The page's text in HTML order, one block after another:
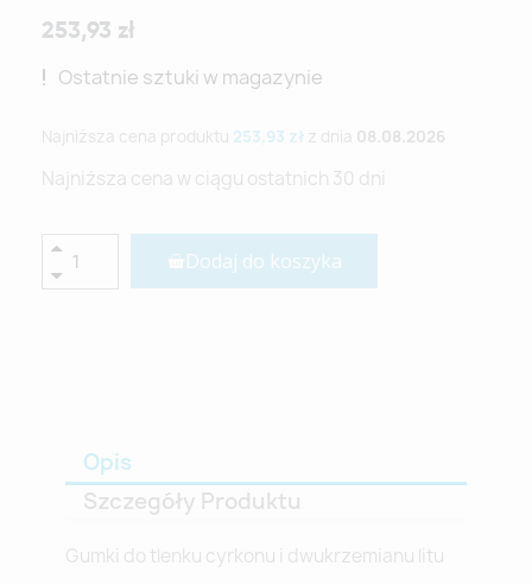
253,93 zł
Ostatnie sztuki w magazynie
Najniższa cena produktu 253,93 zł z dnia 08.08.2026
Najniższa cena w ciągu ostatnich 30 dni
Dodaj do koszyka
Opis
Szczegóły Produktu
Gumki do tlenku cyrkonu i dwukrzemianu litu